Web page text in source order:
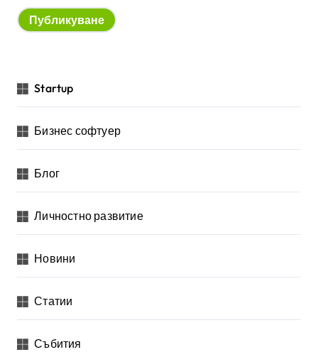
Startup
Бизнес софтуер
Блог
Личностно развитие
Новини
Статии
Събития